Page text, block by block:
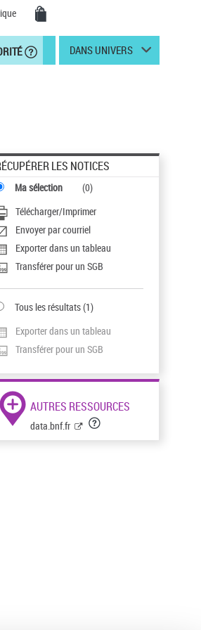
DANS UNIVERS
LES NOTICES
Ma sélection (0)
Télécharger/Imprimer
Envoyer par courriel
Exporter dans un tableau
Transférer pour un SGB
Tous les résultats(1)
Exporter dans un tableau
Transférer pour un SGB
AUTRES RESSOURCES
data.bnf.fr